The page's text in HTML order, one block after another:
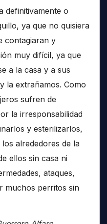
definitivamente o
ya que no quisiera
contagiaran y
muy difícil, ya que
a la casa y a sus
la extrañamos. Como
sufren de
la irresponsabilidad
y esterilizarlos,
alrededores de la
ellos sin casa ni
ataques,
muchos perritos sin